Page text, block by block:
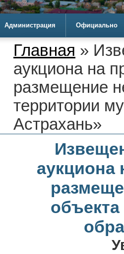
Администрация Официально
Главная »
аукциона на
размещение
территории
Астрахань»
аукциона